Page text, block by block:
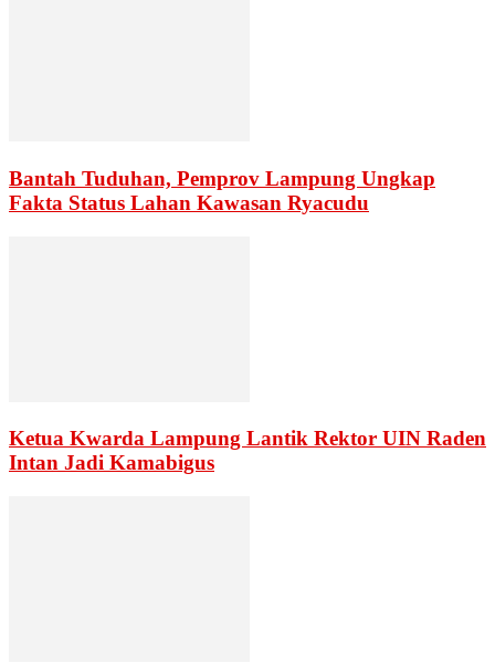
Bantah Tuduhan, Pemprov Lampung Ungkap
Fakta Status Lahan Kawasan Ryacudu
Ketua Kwarda Lampung Lantik Rektor UIN Raden
Intan Jadi Kamabigus